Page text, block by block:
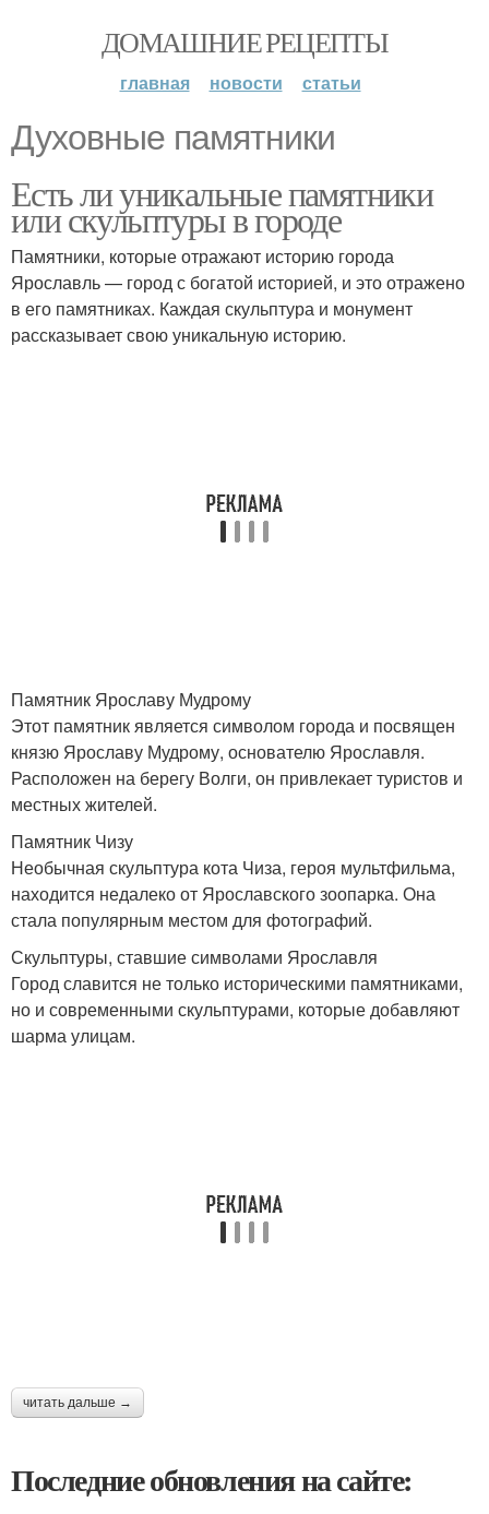
ДОМАШНИЕ РЕЦЕПТЫ
главная новости статьи
Духовные памятники
Есть ли уникальные памятники
или скульптуры в городе
Памятники, которые отражают историю города
Ярославль — город с богатой историей, и это отражено
в его памятниках. Каждая скульптура и монумент
рассказывает свою уникальную историю.
Памятник Ярославу Мудрому
Этот памятник является символом города и посвящен
князю Ярославу Мудрому, основателю Ярославля.
Расположен на берегу Волги, он привлекает туристов и
местных жителей.
Памятник Чизу
Необычная скульптура кота Чиза, героя мультфильма,
находится недалеко от Ярославского зоопарка. Она
стала популярным местом для фотографий.
Скульптуры, ставшие символами Ярославля
Город славится не только историческими памятниками,
но и современными скульптурами, которые добавляют
шарма улицам.
читать дальше →
Последние обновления на сайте: